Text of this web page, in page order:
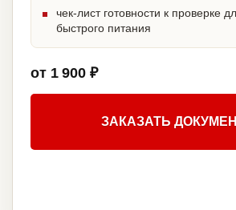
чек-лист готовности к проверке
быстрого питания
от 1 900 ₽
ЗАКАЗАТЬ